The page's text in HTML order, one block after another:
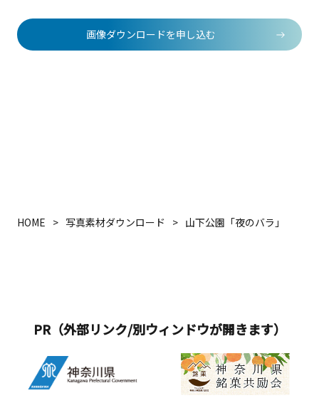
画像ダウンロードを申し込む
HOME 写真素材ダウンロード 山下公園「夜のバラ」
PR（外部リンク/別ウィンドウが開きます）